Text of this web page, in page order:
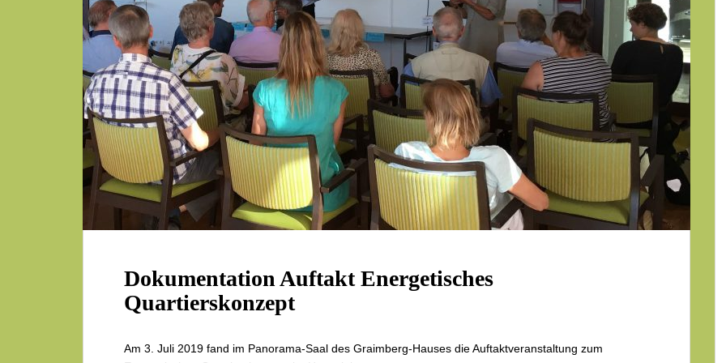
Dokumentation Auftakt Energetisches
Quartierskonzept
Am 3. Juli 2019 fand im Panorama-Saal des Graimberg-Hauses die Auftaktveranstaltung zum